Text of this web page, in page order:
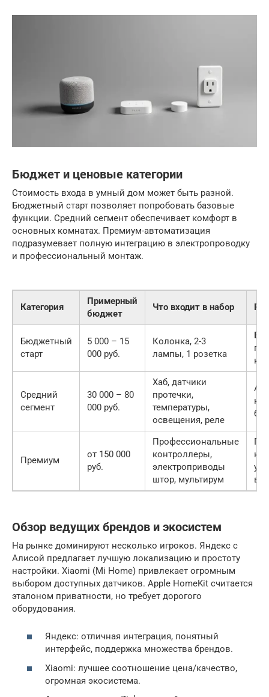
Бюджет и ценовые категории
Стоимость входа в умный дом может быть разной.
Бюджетный старт позволяет попробовать базовые
функции. Средний сегмент обеспечивает комфорт в
основных комнатах. Премиум-автоматизация
подразумевает полную интеграцию в электропроводку
и профессиональный монтаж.
Категория
Примерный
бюджет
Что входит в набор
Бюджетный
старт
5 000 – 15
000 руб.
Колонка, 2-3
лампы, 1 розетка
Средний
сегмент
30 000 – 80
000 руб.
Хаб, датчики
протечки,
температуры,
освещения, реле
Премиум
от 150 000
руб.
Профессиональные
контроллеры,
электроприводы
штор, мультирум
Обзор ведущих брендов и экосистем
На рынке доминируют несколько игроков. Яндекс с
Алисой предлагает лучшую локализацию и простоту
настройки. Xiaomi (Mi Home) привлекает огромным
выбором доступных датчиков. Apple HomeKit считается
эталоном приватности, но требует дорогого
оборудования.
Яндекс: отличная интеграция, понятный
интерфейс, поддержка множества брендов.
Xiaomi: лучшее соотношение цена/качество,
огромная экосистема.